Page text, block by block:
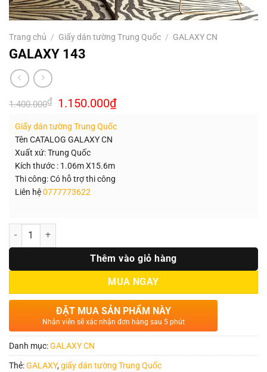
Trang chủ / Giấy dán tường Trung Quốc / GALAXY CN
GALAXY 143
1.400.000₫ Giá
gốc
1.400.000₫.
1.150.000₫Giá
hiện
là:
Giấy dán tường Trung Quốc
Tên CATALOG GALAXY CN
Xuất xứ: Trung Quốc
Kích thước : 1.06m X15.6m
Thi công: Có hỗ trợ thi công
Liên hệ0777773622
Số lượng
Thêm vào giỏ hàng
MUA NGAY
ĐẶT MUA SẢN PHẨM NÀY
Nhân viên sẽ xác nhận đơn hàng sau 5 phút
Danh mục:GALAXY CN
Thẻ:GALAXY,giấy dán tường Trung Quốc